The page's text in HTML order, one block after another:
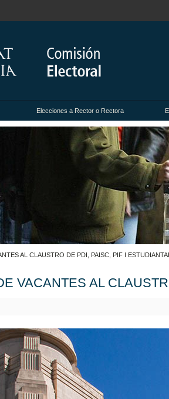
Elecciones a Rector o Rectora
AL CLAUSTRO DE PDI, PAISC, PIF I
VACANTES AL